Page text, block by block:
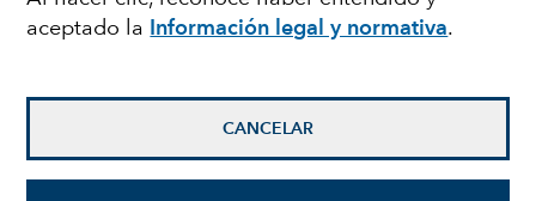
aceptado la
Información legal y normativa.
CANCELAR
tipos puede ofrecer una
oportunidad histórica a
los inversores